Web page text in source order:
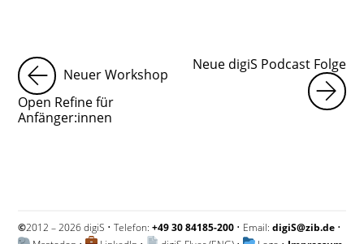
Neuer Workshop
Open Refine für
Anfänger:innen
Neue digiS Podcast Folge
©2012 – 2026 digiS • Telefon:+49 30 84185-200 • Email:digiS@zib.de •